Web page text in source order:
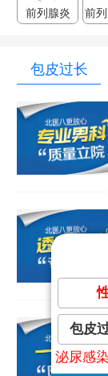
前列腺炎 前
包皮过长
包皮
泌尿感